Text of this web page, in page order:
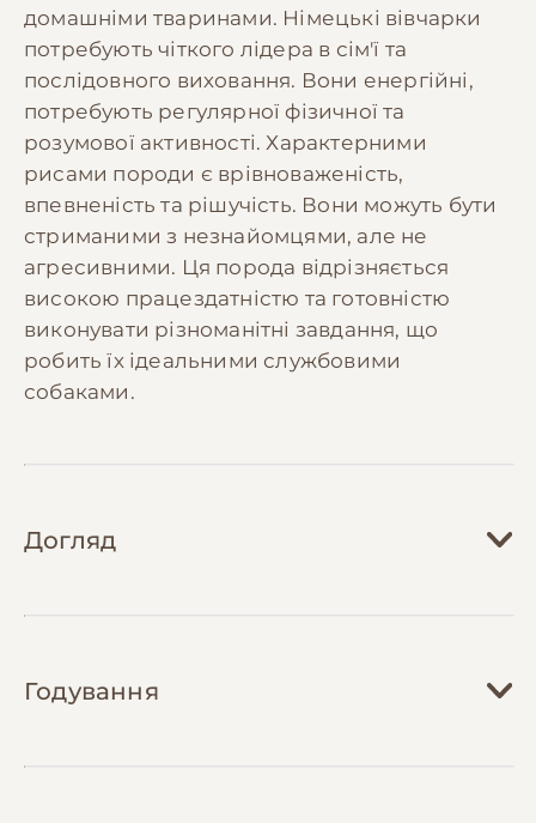
домашніми тваринами. Німецькі вівчарки
потребують чіткого лідера в сім'ї та
послідовного виховання. Вони енергійні,
потребують регулярної фізичної та
розумової активності. Характерними
рисами породи є врівноваженість,
впевненість та рішучість. Вони можуть бути
стриманими з незнайомцями, але не
агресивними. Ця порода відрізняється
високою працездатністю та готовністю
виконувати різноманітні завдання, що
робить їх ідеальними службовими
собаками.
Догляд
регулярної уваги до різних аспектів. Шерсть
потребує щотижневого вичісування
(двічі на рік) - щоденного. Особливу увагу
Годування